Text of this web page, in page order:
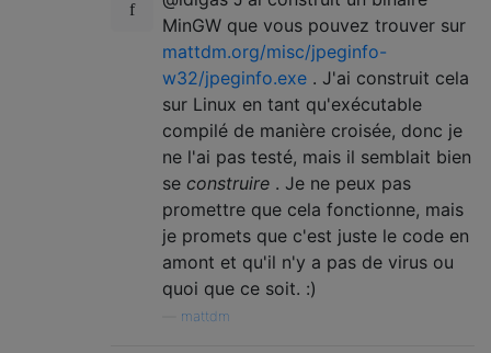
MinGW que vous pouvez trouver sur
mattdm.org/misc/jpeginfo-
w32/jpeginfo.exe . J'ai construit cela
sur Linux en tant qu'exécutable
compilé de manière croisée, donc je
ne l'ai pas testé, mais il semblait bien
se construire . Je ne peux pas
promettre que cela fonctionne, mais
je promets que c'est juste le code en
amont et qu'il n'y a pas de virus ou
quoi que ce soit. :)
mattdm